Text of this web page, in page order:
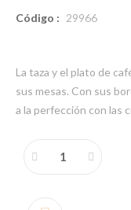
Código : 29966
La taza y el plato de
sus mesas. Con sus
a la perfección con las